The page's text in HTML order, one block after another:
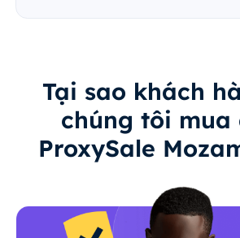
Tại sao khách
chúng tôi mua
ProxySale